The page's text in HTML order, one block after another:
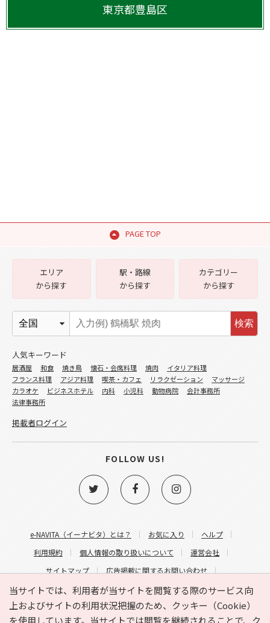
東京都豊島区
PAGE TOP
当サイトでは、利用者が当サイトを閲覧する際のサービス向
上およびサイトの利用状況把握のため、クッキー（Cookie）
を使用しています。当サイトでは閲覧を継続されることで、ク
e-NAVITA（イーナビタ）とは？ お気に入り
ヘルプ
利用規約
個人情報の取り扱いについて
運営会社
サイトマップ
広告掲載に関するお問い合わせ
サイトの内容に関するお問い合わせ
エリア
から探す
駅・路線
から探す
カテゴリー
から探す
検索
人気キーワード
居酒屋 和食 焼き鳥 懐石・会席料理 焼肉
イタリア料理
フランス料理
アジア料理 喫茶・カフェ リラクゼーション
マッサージ
カラオケ
ビジネスホテル 内科 小児科 動物病院
会計事務所
法律事務所
掲載者ログイン
FOLLOW US!